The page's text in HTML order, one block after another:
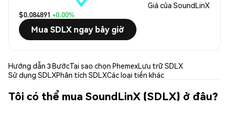
Giá của SoundLinX
$0.084891 +0.00%
Mua SDLX ngay bây giờ
Hướng dẫn 3 BướcTại sao chọn PhemexLưu trữ SDLX
Sử dụng SDLXPhân tích SDLXCác loại tiền khác
Tôi có thể mua SoundLinX (SDLX) ở đâu?